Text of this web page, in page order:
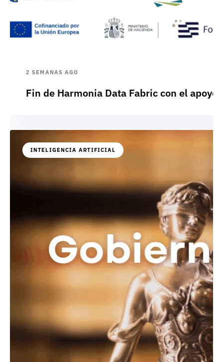
2 SEMANAS AGO
Fin de Harmonia Data Fabric con el apoyo
INTELIGENCIA ARTIFICIAL